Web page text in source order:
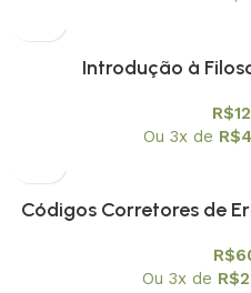
Introdução à
R$
Ou 3x de R$
Códigos Corretores de
R$
Ou 3x de R$